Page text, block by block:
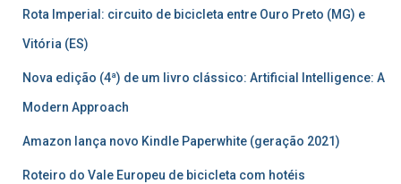
Rota Imperial: circuito de bicicleta entre Ouro Preto (MG) e
Vitória (ES)
Nova edição (4ª) de um livro clássico: Artificial Intelligence: A
Modern Approach
Amazon lança novo Kindle Paperwhite (geração 2021)
Roteiro do Vale Europeu de bicicleta com hotéis